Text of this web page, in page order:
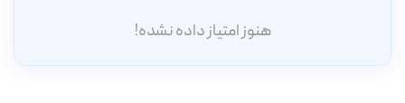
هنوز امتیاز داده نشده!